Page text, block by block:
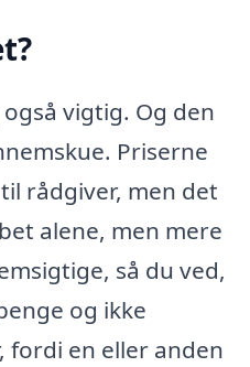
vigtig. Og den
Priserne
rådgiver, men det
alene, men mere
så du ved,
og ikke
en eller anden